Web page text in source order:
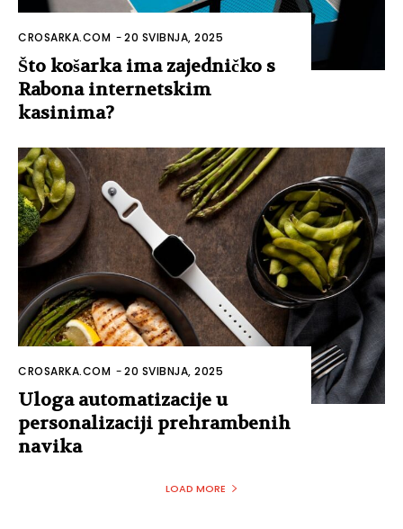
CROSARKA.COM -20 SVIBNJA, 2025
Što košarka ima zajedničko s
Rabona internetskim
kasinima?
CROSARKA.COM -20 SVIBNJA, 2025
Uloga automatizacije u
personalizaciji prehrambenih
navika
LOAD MORE